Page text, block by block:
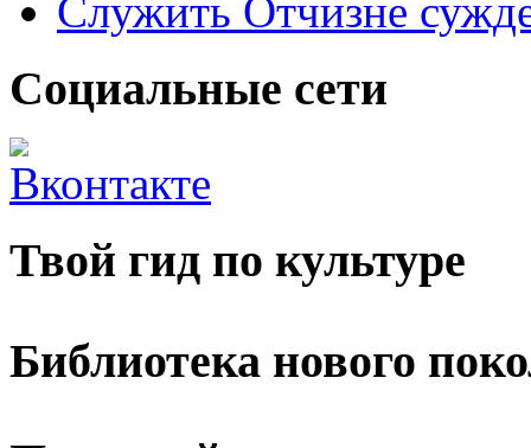
Служить Отчизне
Социальные сети
Твой гид по культуре
Библиотека нового